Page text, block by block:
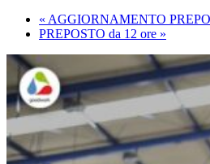
« AGGIORNAMENTO
PREPOSTO da 12 ore »